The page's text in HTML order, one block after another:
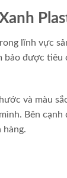
lĩnh vực
bảo được
và màu
Bên cạnh
hàng.